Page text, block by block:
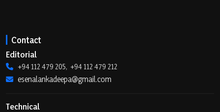
Contact
Editorial
+94 112 479 205, +94 112 479 212
esenalankadeepa@gmail.com
Technical